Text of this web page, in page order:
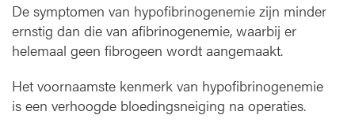
De symptomen van hypofibrinogenemie zijn minder
ernstig dan die van afibrinogenemie, waarbij er
helemaal geen fibrogeen wordt aangemaakt.
Het voornaamste kenmerk van hypofibrinogenemie
is een verhoogde bloedingsneiging na operaties.